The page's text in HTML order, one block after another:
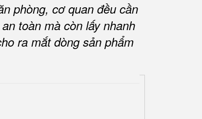
phòng, cơ quan đều cần
toàn mà còn lấy nhanh
ra mắt dòng sản phẩm